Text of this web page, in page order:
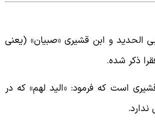
الحدید و ابن قشیری «صبیان» (یعنی
ذکر شده.
است که فرمود: «الید لهم» که در
.